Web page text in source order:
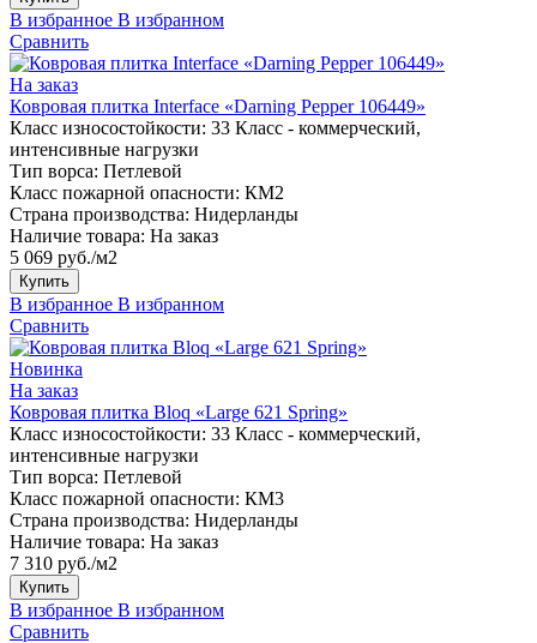
В избранное В избранном
Сравнить
На заказ
Ковровая плитка Interface «Darning Pepper 106449»
Класс износостойкости: 33 Класс - коммерческий,
интенсивные нагрузки
Тип ворса: Петлевой
Класс пожарной опасности: КМ2
Страна производства: Нидерланды
Наличие товара: На заказ
5 069 руб./м2
Купить
В избранное В избранном
Сравнить
Новинка
На заказ
Ковровая плитка Bloq «Large 621 Spring»
Класс износостойкости: 33 Класс - коммерческий,
интенсивные нагрузки
Тип ворса: Петлевой
Класс пожарной опасности: КМ3
Страна производства: Нидерланды
Наличие товара: На заказ
7 310 руб./м2
Купить
В избранное В избранном
Сравнить